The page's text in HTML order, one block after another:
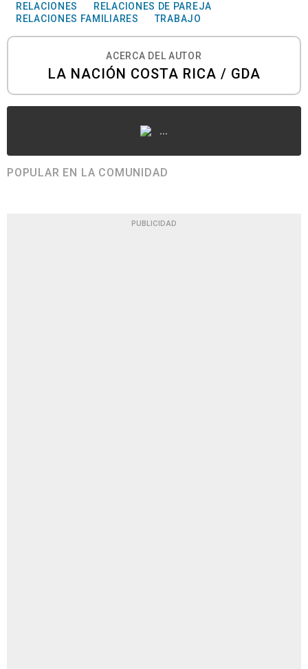
RELACIONES
RELACIONES DE PAREJA
RELACIONES FAMILIARES
TRABAJO
ACERCA DEL AUTOR
LA NACIÓN COSTA RICA / GDA
...
POPULAR EN LA COMUNIDAD
PUBLICIDAD